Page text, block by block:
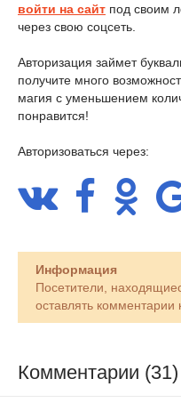
войти на сайт под своим
через свою соцсеть.
Авторизация займет
получите много
магия с уменьшением
понравится!
Авторизоваться через:
Информация
Посетители,
оставлять комментарии
Комментарии (31)